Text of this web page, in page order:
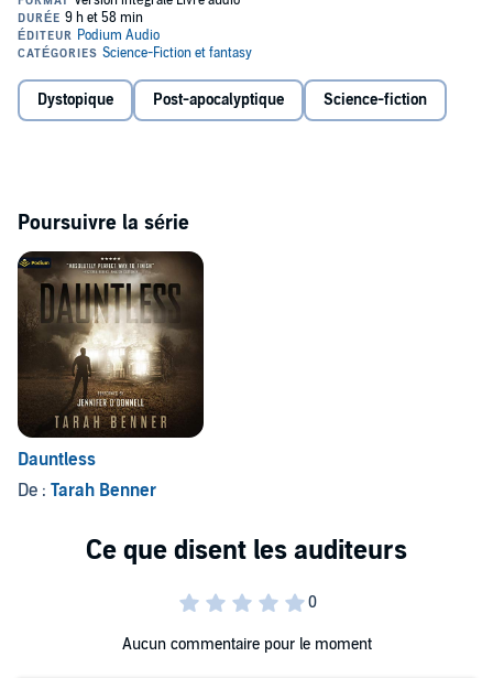
inconsolable, while Axel is determined to block the government at
every turn. Lark is desperate to negotiate their freedom, but she
doesn't know whom she can trust.
When the agents come to Lark with an offer, she'll have to make a
choice that carries monumental consequences: Risk her freedom in
Dystopique Post-apocalyptique Science-fiction
Poursuivre la série
Dauntless
De : Tarah Benner
Aucun commentaire pour le moment